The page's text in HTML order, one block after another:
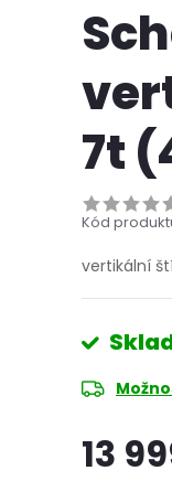
7t
Kód
vertikální
13